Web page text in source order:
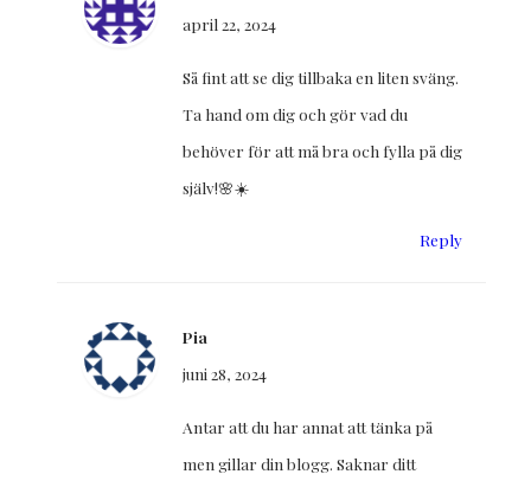
april 22, 2024
Så fint att se dig tillbaka en liten sväng.
Ta hand om dig och gör vad du
behöver för att må bra och fylla på dig
själv!🌸☀️
Reply
Pia
juni 28, 2024
Antar att du har annat att tänka på
men gillar din blogg. Saknar ditt